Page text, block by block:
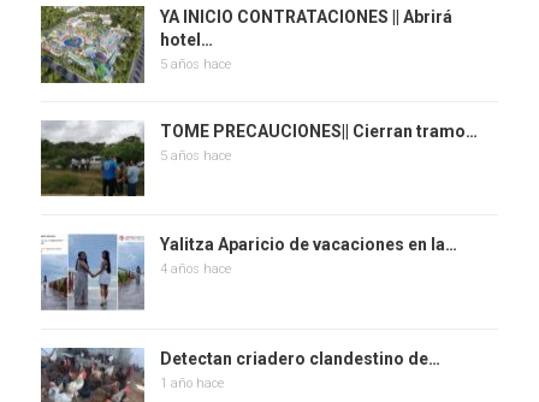
YA INICIO CONTRATACIONES || Abrirá
hotel…
5 años hace
TOME PRECAUCIONES|| Cierran tramo…
5 años hace
Yalitza Aparicio de vacaciones en la…
4 años hace
Detectan criadero clandestino de…
1 año hace